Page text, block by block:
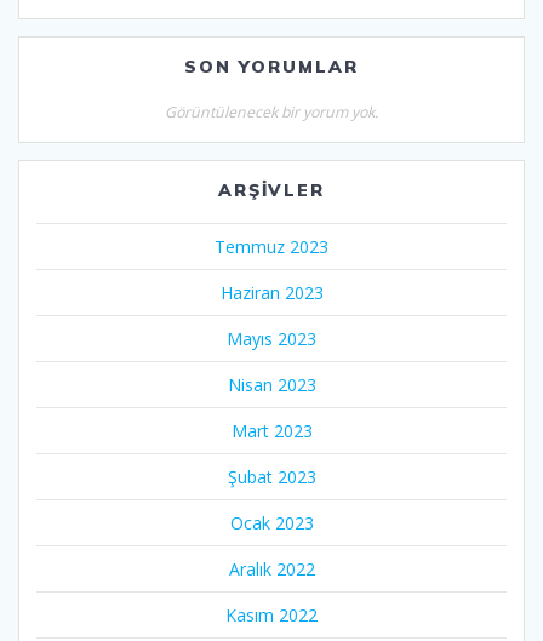
SON YORUMLAR
Görüntülenecek bir yorum yok.
ARŞIVLER
Temmuz 2023
Haziran 2023
Mayıs 2023
Nisan 2023
Mart 2023
Şubat 2023
Ocak 2023
Aralık 2022
Kasım 2022